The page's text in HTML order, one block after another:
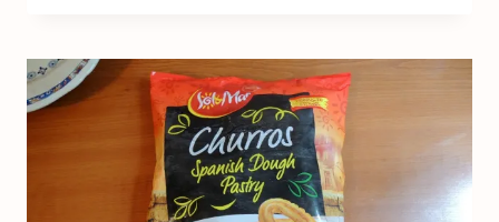
PREISTORICĂ